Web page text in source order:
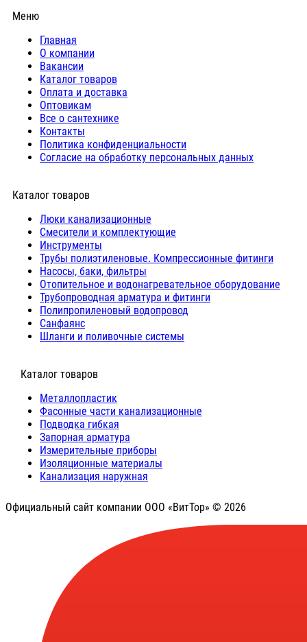
Меню
Главная
О компании
Вакансии
Каталог товаров
Оплата и доставка
Оптовикам
Все о сантехнике
Контакты
Политика конфиденциальности
Согласие на обработку персональных данных
Каталог товаров
Люки канализационные
Cмесители и комплектующие
Инструменты
Трубы полиэтиленовые. Компрессионные фитинги
Насосы, баки, фильтры
Отопительное и водонагревательное оборудование
Трубопроводная арматура и фитинги
Полипропиленовый водопровод
Санфаянс
Шланги и поливочные системы
⠀Каталог товаров
Металлопластик
Фасонные части канализационные
Подводка гибкая
Запорная арматура
Измерительные приборы
Изоляционные материалы
Канализация наружная
Официальный сайт компании ООО «ВитТор» © 2026